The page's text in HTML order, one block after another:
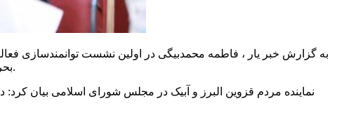
به گزارش خبر یار ، فاطمه محمدبیگی در اولین نشست توانمندسازی
بحران جمعیت یک موضوع فردی و یا موضوع و چالشی برای حکومت نیست بلکه موضوعی است که کل کشور و آینده آن را در بر می‌گیرد.